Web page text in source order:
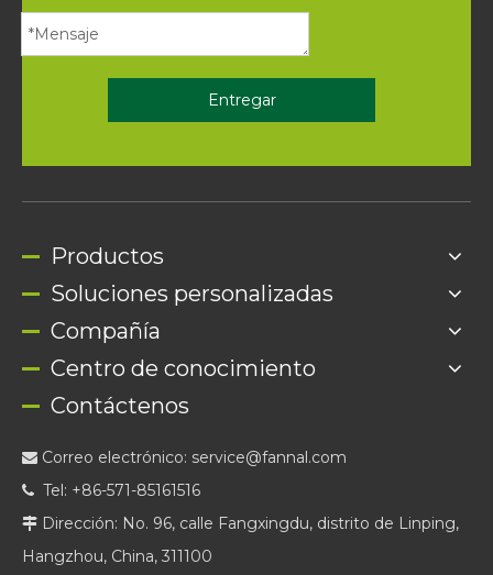
Entregar
Productos
Soluciones personalizadas
Compañía
Centro de conocimiento
Contáctenos
 Correo electrónico: service@fannal.com
 Tel: +86-571-85161516
 Dirección: No. 96, calle Fangxingdu, distrito de Linping,
Hangzhou, China, 311100